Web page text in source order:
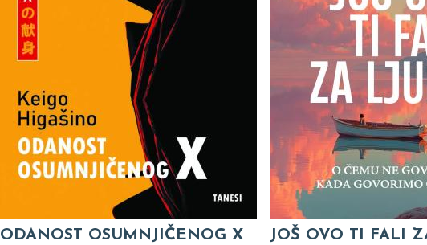
ODANOST OSUMNJIČENOG X
JOŠ OVO TI FALI